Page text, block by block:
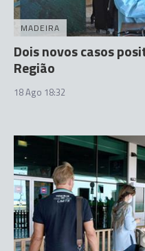
MADEIRA
Dois novos casos
Região
18 Ago 18:32